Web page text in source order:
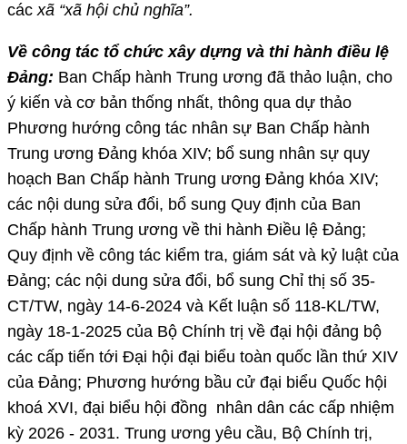
cácxã “xã hội chủ nghĩa”.
Về công tác tổ chức xây dựng và thi hành điều lệ
Đảng: Ban Chấp hành Trung ương đã thảo luận, cho
ý kiến và cơ bản thống nhất, thông qua dự thảo
Phương hướng công tác nhân sự Ban Chấp hành
Trung ương Đảng khóa XIV; bổ sung nhân sự quy
hoạch Ban Chấp hành Trung ương Đảng khóa XIV;
các nội dung sửa đổi, bổ sung Quy định của Ban
Chấp hành Trung ương về thi hành Điều lệ Đảng;
Quy định về công tác kiểm tra, giám sát và kỷ luật của
Đảng; các nội dung sửa đổi, bổ sung Chỉ thị số 35-
CT/TW, ngày 14-6-2024 và Kết luận số 118-KL/TW,
ngày 18-1-2025 của Bộ Chính trị về đại hội đảng bộ
các cấp tiến tới Đại hội đại biểu toàn quốc lần thứ XIV
của Đảng; Phương hướng bầu cử đại biểu Quốc hội
khoá XVI, đại biểu hội đồng nhân dân các cấp nhiệm
kỳ 2026 - 2031. Trung ương yêu cầu, Bộ Chính trị,